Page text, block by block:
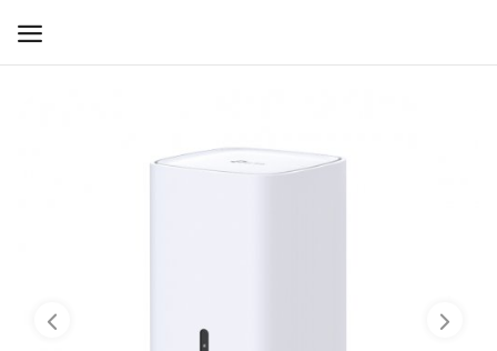
РЕШЕНИЯ ДЛЯ ДОМА